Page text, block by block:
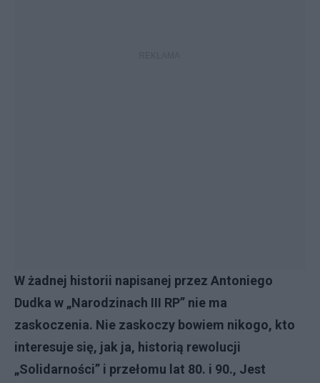
W żadnej historii napisanej przez Antoniego
Dudka w „Narodzinach III RP” nie ma
zaskoczenia. Nie zaskoczy bowiem nikogo, kto
interesuje się, jak ja, historią rewolucji
„Solidarności” i przełomu lat 80. i 90., Jest